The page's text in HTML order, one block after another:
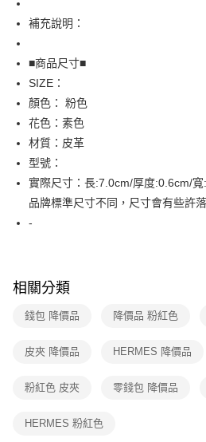
全盈+PAY
AFTEE先享後付
相關說明
【關於「AFTEE先享後付」】
AFTEE先享後付是「在收到商品之後才付款
便利好安心！
１．簡單：不需註冊會員、不需綁卡、不需
３．安心：先確認商品／服務後，再付款。
【「AFTEE先享後付」結帳流程】
１．於結帳方式選擇「AFTEE先享後付」後
結帳頁面，進行簡訊認證並確認金額後，即
※ 請注意：結帳手續完成當下不需立刻繳費
購買商品的店家。未經商家同意取消之訂單
後付繳納相關費用。
客戶支援中心」
https://
【注意事項】
權轉讓予恩沛科技股份有限公司。
運送方式
全家取貨付款
免運費
付款後7-11取貨
免運費
宅配
補充說明：
■商品尺寸■
SIZE：
顏色： 粉色
花色：素色
材質：皮革
型號：
實際尺寸：長:7.0cm/厚度:0.6cm/
品牌標準尺寸不同，尺寸會有些許
-
相關分類
錢包 降價品 降價品 粉紅色
皮夾 降價品 HERMES 降價品
粉紅色 皮夾 零錢包 降價品
HERMES 粉紅色